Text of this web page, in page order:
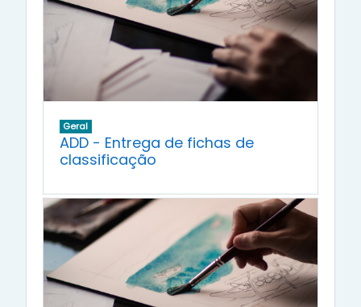
Geral
ADD - Entrega de fichas de
classificação